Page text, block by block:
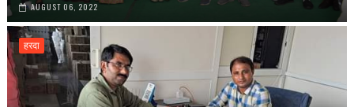
AUGUST 06, 2022
हरदा